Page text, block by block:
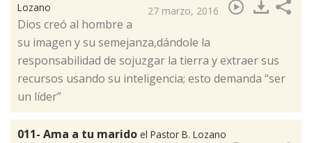
Lozano
27 marzo, 2016
​Dios creó al hombre a
su imagen y su semejanza,dándole la
responsabilidad de sojuzgar la tierra y extraer sus
recursos usando su inteligencia; esto demanda “ser
un líder”
011- Ama a tu marido el Pastor B. Lozano